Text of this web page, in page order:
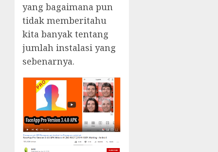
yang bagaimana pun
tidak memberitahu
kita banyak tentang
jumlah instalasi yang
sebenarnya.